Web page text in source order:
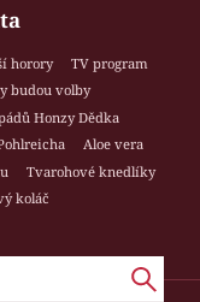
horory
TV program
budou volby
Honzy Dědka
Aloe vera
Tvarohové knedlíky
koláč